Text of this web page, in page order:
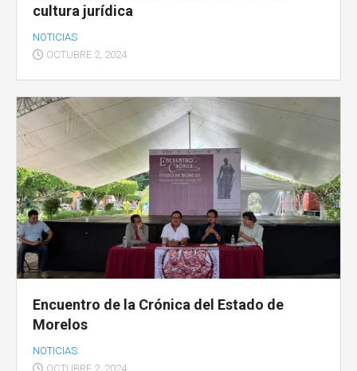
cultura jurídica
NOTICIAS
OCTUBRE 2, 2024
Encuentro de la Crónica del Estado de
Morelos
NOTICIAS
OCTUBRE 2, 2024